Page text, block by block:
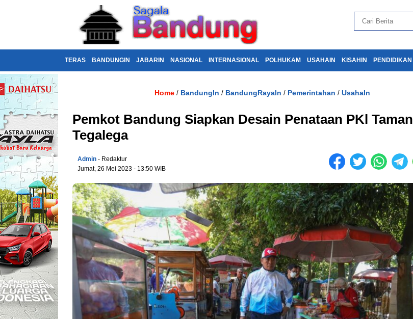
TERAS BANDUNGIN JABARIN NASIONAL INTERNASIONAL POLHUKAM USAHAIN KISAHIN PENDIDIKAN
Home / BandungIn / BandungRayaIn / Pemerintahan / UsahaIn
Pemkot Bandung Siapkan Desain Penataan PKl Taman
Tegalega
Admin - Redaktur
Jumat, 26 Mei 2023 - 13:50 WIB